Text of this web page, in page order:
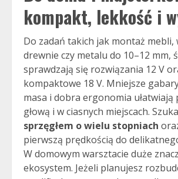
kompakt, lekkość i
Do zadań takich jak montaż mebli,
drewnie czy metalu do 10–12 mm,
sprawdzają się rozwiązania 12 V
kompaktowe 18 V. Mniejsze
masa i dobra ergonomia ułatwiają
głową i w ciasnych miejscach.
sprzęgłem o wielu stopniach
pierwszą prędkością do
W domowym warsztacie duże
ekosystem. Jeżeli planujesz